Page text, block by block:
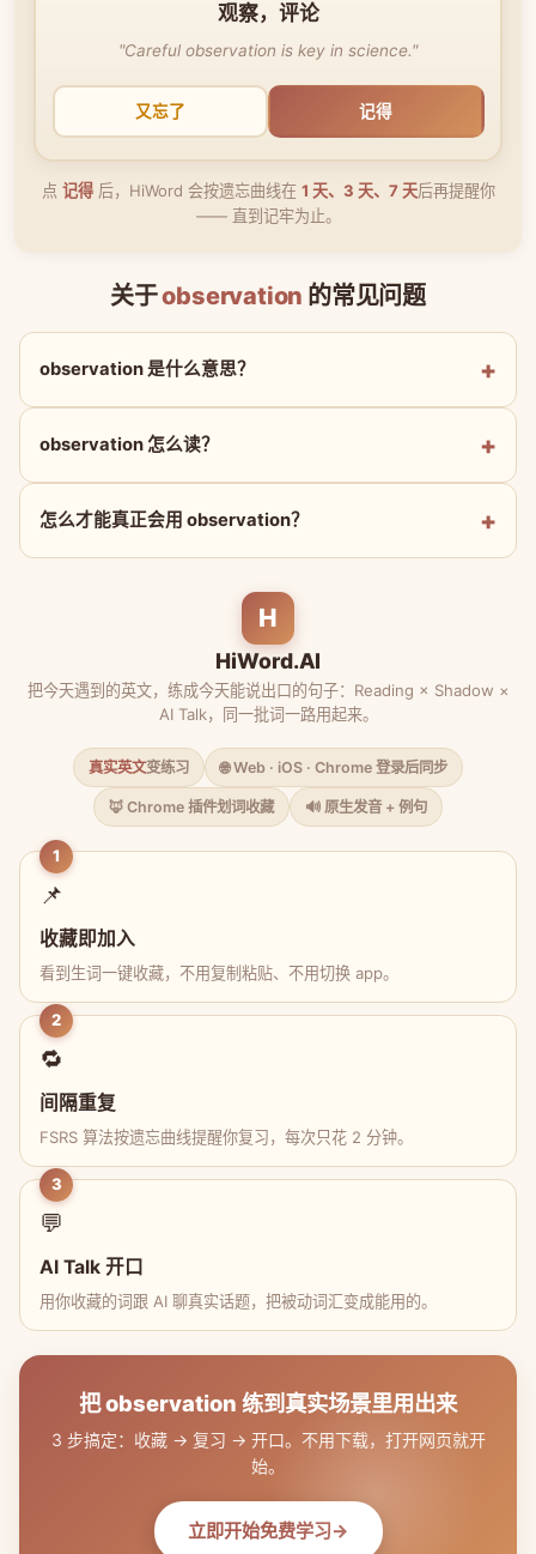
观察，评论
"Careful observation is key in science."
又忘了 记得
点 记得后，HiWord 会按遗忘曲线在 1 天、3 天、7 天后再提醒你
—— 直到记牢为止。
关于observation 的常见问题
observation 是什么意思？
observation 怎么读？
怎么才能真正会用 observation？
H
HiWord.AI
把今天遇到的英文，练成今天能说出口的句子：Reading × Shadow ×
AI Talk，同一批词一路用起来。
真实英文变练习 🌐 Web · iOS · Chrome 登录后同步
🦊 Chrome 插件划词收藏 🔊 原生发音 + 例句
1
📌
收藏即加入
看到生词一键收藏，不用复制粘贴、不用切换 app。
2
🔁
间隔重复
FSRS 算法按遗忘曲线提醒你复习，每次只花 2 分钟。
3
💬
AI Talk 开口
用你收藏的词跟 AI 聊真实话题，把被动词汇变成能用的。
把 observation 练到真实场景里用出来
3 步搞定：收藏 → 复习 → 开口。不用下载，打开网页就开
始。
立即开始免费学习